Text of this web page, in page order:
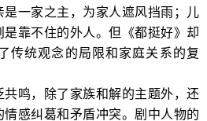
一家之主，为家人遮风挡雨；儿
靠不住的外人。但《都挺好》却
传统观念的局限和家庭关系的复
鸣，除了家族和解的主题外，还
感纠葛和矛盾冲突。剧中人物的